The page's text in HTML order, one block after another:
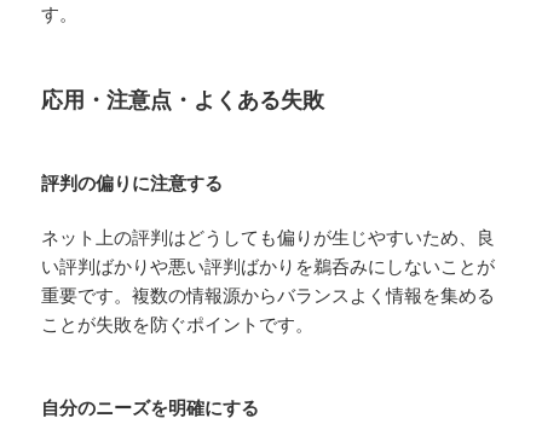
す。
応用・注意点・よくある失敗
評判の偏りに注意する
ネット上の評判はどうしても偏りが生じやすいため、良
い評判ばかりや悪い評判ばかりを鵜呑みにしないことが
重要です。複数の情報源からバランスよく情報を集める
ことが失敗を防ぐポイントです。
自分のニーズを明確にする